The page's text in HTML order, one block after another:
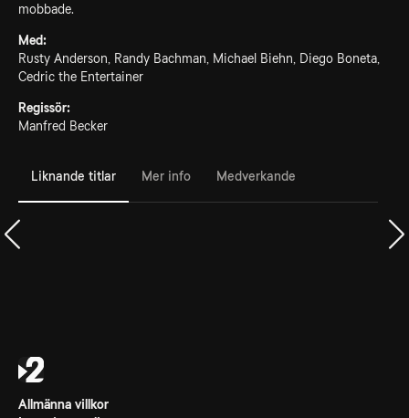
mobbade.
Med:
Rusty Anderson, Randy Bachman, Michael Biehn, Diego Boneta,
Cedric the Entertainer
Regissör:
Manfred Becker
Liknande titlar Mer info Medverkande
Allmänna villkor